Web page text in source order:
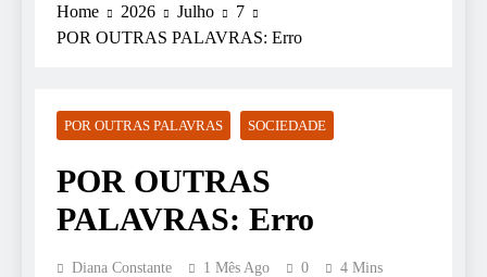
Home 2026 Julho
7
POR OUTRAS PALAVRAS: Erro
POR OUTRAS PALAVRAS SOCIEDADE
POR OUTRAS
PALAVRAS: Erro
Diana Constante 1 Mês Ago 0 4 Mins